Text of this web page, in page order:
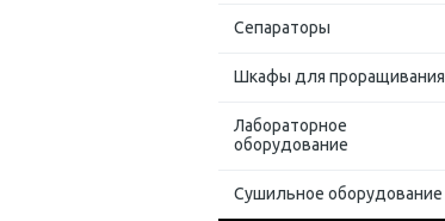
Сепараторы
Шкафы для проращивания
Лабораторное
оборудование
Сушильное оборудование